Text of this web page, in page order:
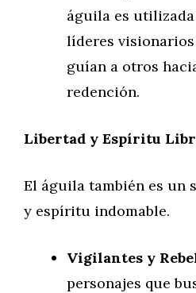
águila es
líderes
guían a otros
redención.
Libertad y Espíritu
El águila también es un
y espíritu indomable.
Vigilantes y
personajes que